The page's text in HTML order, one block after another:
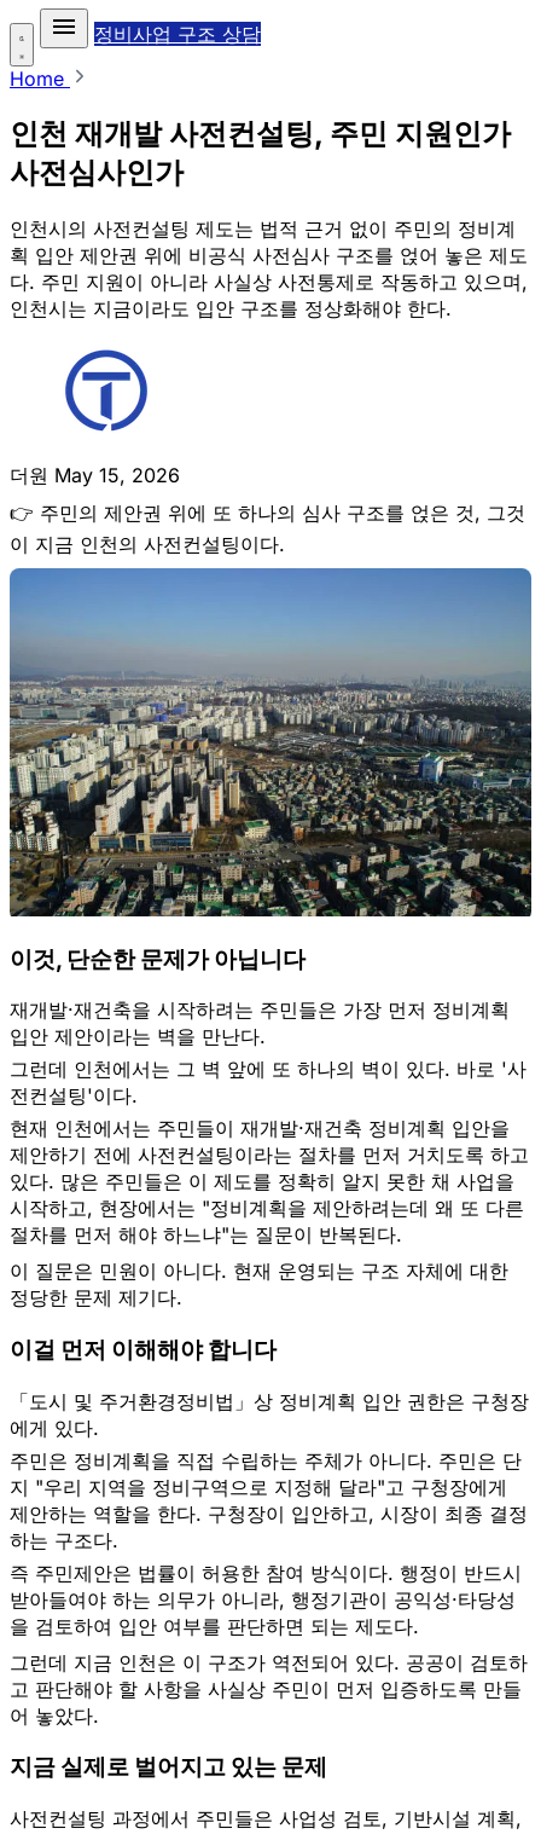
정비사업 구조 상담
Home
인천 재개발 사전컨설팅, 주민 지원인가
사전심사인가
인천시의 사전컨설팅 제도는 법적 근거 없이 주민의 정비계
획 입안 제안권 위에 비공식 사전심사 구조를 얹어 놓은 제도
다. 주민 지원이 아니라 사실상 사전통제로 작동하고 있으며,
인천시는 지금이라도 입안 구조를 정상화해야 한다.
더원 May 15, 2026
👉 주민의 제안권 위에 또 하나의 심사 구조를 얹은 것, 그것
이 지금 인천의 사전컨설팅이다.
이것, 단순한 문제가 아닙니다
재개발·재건축을 시작하려는 주민들은 가장 먼저 정비계획
입안 제안이라는 벽을 만난다.
그런데 인천에서는 그 벽 앞에 또 하나의 벽이 있다. 바로 '사
전컨설팅'이다.
현재 인천에서는 주민들이 재개발·재건축 정비계획 입안을
제안하기 전에 사전컨설팅이라는 절차를 먼저 거치도록 하고
있다. 많은 주민들은 이 제도를 정확히 알지 못한 채 사업을
시작하고, 현장에서는 "정비계획을 제안하려는데 왜 또 다른
절차를 먼저 해야 하느냐"는 질문이 반복된다.
이 질문은 민원이 아니다. 현재 운영되는 구조 자체에 대한
정당한 문제 제기다.
이걸 먼저 이해해야 합니다
「도시 및 주거환경정비법」상 정비계획 입안 권한은 구청장
에게 있다.
주민은 정비계획을 직접 수립하는 주체가 아니다. 주민은 단
지 "우리 지역을 정비구역으로 지정해 달라"고 구청장에게
제안하는 역할을 한다. 구청장이 입안하고, 시장이 최종 결정
하는 구조다.
즉 주민제안은 법률이 허용한 참여 방식이다. 행정이 반드시
받아들여야 하는 의무가 아니라, 행정기관이 공익성·타당성
을 검토하여 입안 여부를 판단하면 되는 제도다.
그런데 지금 인천은 이 구조가 역전되어 있다. 공공이 검토하
고 판단해야 할 사항을 사실상 주민이 먼저 입증하도록 만들
어 놓았다.
지금 실제로 벌어지고 있는 문제
사전컨설팅 과정에서 주민들은 사업성 검토, 기반시설 계획,